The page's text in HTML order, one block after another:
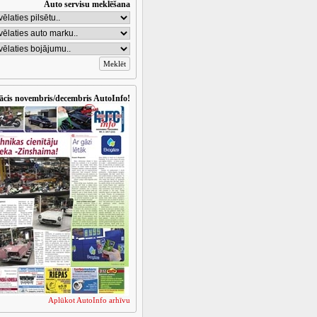
Auto servisu meklēšana
novembris/decembris AutoInfo!
Aplūkot AutoInfo arhīvu